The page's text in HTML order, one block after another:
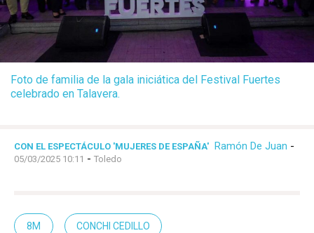
Foto de familia de la gala iniciática del Festival Fuertes
celebrado en Talavera.
CON EL ESPECTÁCULO 'MUJERES DE ESPAÑA' Ramón De Juan -
05/03/2025 10:11 - Toledo
8M CONCHI CEDILLO